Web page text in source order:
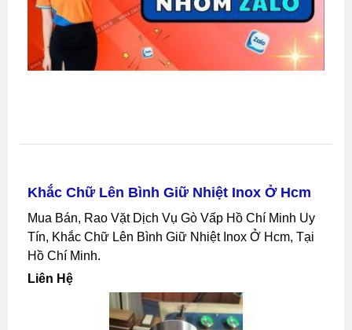
Khắc Chữ Lên Bình Giữ Nhiệt Inox Ở Hcm
Mua Bán, Rao Vặt Dịch Vụ Gò Vấp Hồ Chí Minh Uy
Tín, Khắc Chữ Lên Bình Giữ Nhiệt Inox Ở Hcm, Tại
Hồ Chí Minh.
Liên Hệ